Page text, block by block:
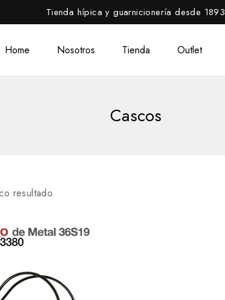
Tienda hípica y guarnicionería desde 1893
Home Nosotros Tienda Outlet
Cascos
resultado